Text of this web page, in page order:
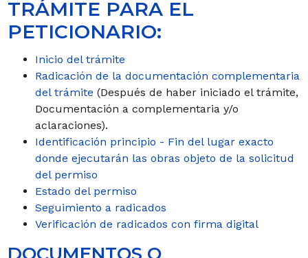
TRÁMITE PARA EL
PETICIONARIO:
Inicio del trámite
Radicación de la documentación complementaria
del trámite (Después de haber iniciado el trámite,
Documentación a complementaria y/o
aclaraciones).
Identificación principio - Fin del lugar exacto
donde ejecutarán las obras objeto de la solicitud
del permiso
Estado del permiso
Seguimiento a radicados
Verificación de radicados con firma digital